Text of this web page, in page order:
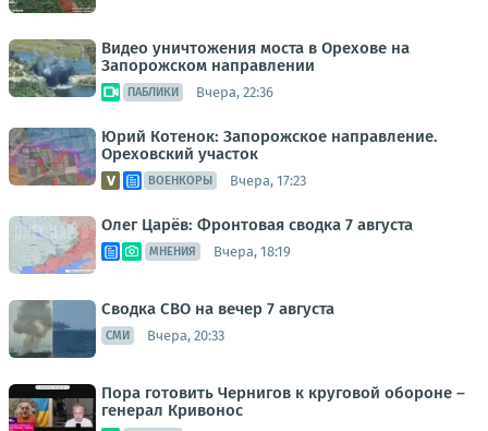
Видео уничтожения моста в Орехове на
Запорожском направлении
ПАБЛИКИ Вчера, 22:36
Юрий Котенок: Запорожское направление.
Ореховский участок
ВОЕНКОРЫ Вчера, 17:23
Олег Царёв: Фронтовая сводка 7 августа
МНЕНИЯ Вчера, 18:19
Сводка СВО на вечер 7 августа
СМИ Вчера, 20:33
Пора готовить Чернигов к круговой обороне –
генерал Кривонос